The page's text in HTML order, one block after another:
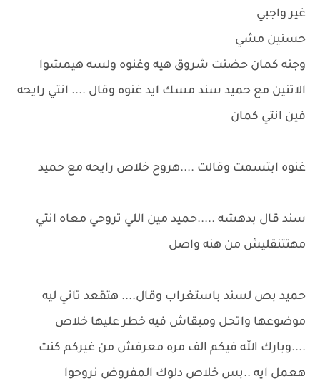
غير واجبي
حسنين مشي
وجنه كمان حضنت شروق هيه وغنوه ولسه هيمشوا
الاتنين مع حميد سند مسك ايد غنوه وقال .... انتي رايحه
فين انتي كمان
غنوه ابتسمت وقالت ....هروح خلاص رايحه مع حميد
سند قال بدهشه .....حميد مين اللي تروحي معاه انتي
مهتتنقليش من هنه واصل
حميد بص لسند باستغراب وقال.... هتقعد تاني ليه
موضوعها واتحل ومبقاش فيه خطر عليها خلاص
....وبارك الله فيكم الف مره معرفش من غيركم كنت
هعمل ايه ..بس خلاص دلوك المفروض نروحوا